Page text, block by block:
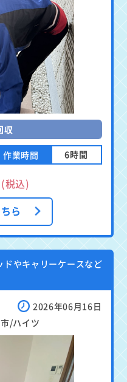
収
作業時間 6時間
税込)
ら
やキャリーケースなど
2026年06月16日
/ハイツ